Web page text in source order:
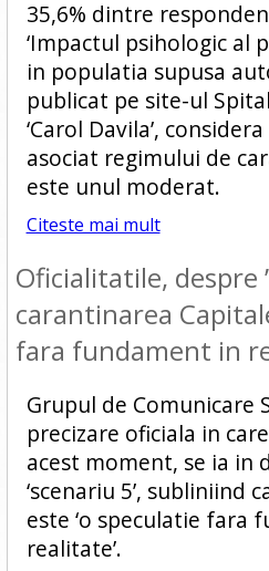
35,6% dintre
‘Impactul psihologic al
in populatia supusa
publicat pe site-ul
‘Carol Davila’,
asociat regimului de
este unul moderat.
Citeste mai mult
Oficialitatile, despre
carantinarea
fara fundament in
Grupul de Comunicare
precizare oficiala in
acest moment, se ia in
‘scenariu 5’, subliniind
este ‘o speculatie fara
realitate’.